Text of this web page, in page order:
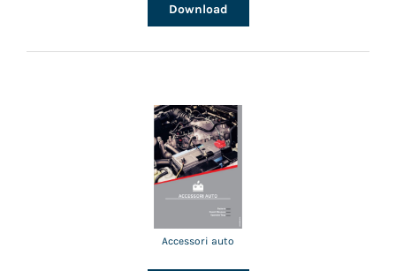
Download
Accessori auto